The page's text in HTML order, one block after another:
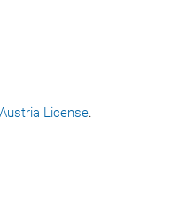
License.